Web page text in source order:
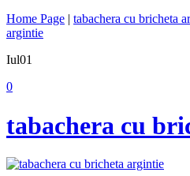
Home Page | tabachera cu bricheta
argintie
Iul01
0
tabachera cu